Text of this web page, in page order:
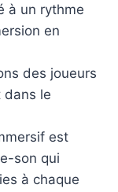
à un rythme
en
des joueurs
dans le
est
son qui
à chaque